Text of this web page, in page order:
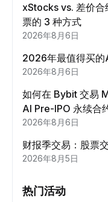
xStocks vs. 差价
票的 3 种方式
2026年8月6日
2026年最值得买的
2026年8月6日
如何在 Bybit 交易
AI Pre-IPO 永续合
2026年8月6日
财报季交易：股票
2026年8月5日
热门活动